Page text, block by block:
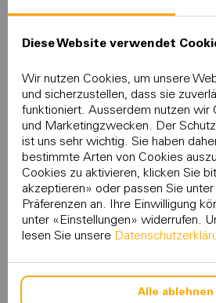
Diese Website verwendet
Wir nutzen Cookies, um unsere
und sicherzustellen, dass sie
funktioniert. Ausserdem nutzen wir
und Marketingzwecken. Der
ist uns sehr wichtig. Sie haben
bestimmte Arten von Cookies
Cookies zu aktivieren, klicken Sie
akzeptieren» oder passen Sie
Präferenzen an. Ihre Einwilligung
unter «Einstellungen» widerrufen.
lesen Sie unsere
Alle ablehnen
Und wie genau kommen
unsere Daten?
Das Netzwerk ist nur so stark wie
Ähnlich wie sich ein Virus von einer
ausbreiten kann, kann potente
Heimnetzwerks von Gerät zu Gerät
kommt es nicht selten vor, dass
Babyphone oder Kameras von
werden, um Personen, das Zuhause
auszuspähen. Gerade diese Geräte
offengelegter sensibler Ports, der
Standardkennwörtern und anderer
die im Allgemeinen von Hackern